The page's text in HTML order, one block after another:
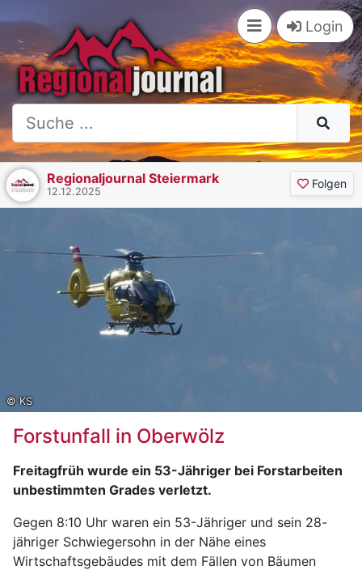
Login
Regionaljournal Steiermark
12.12.2025
Folgen
© KS
Forstunfall in Oberwölz
Freitagfrüh wurde ein 53-Jähriger bei Forstarbeiten
unbestimmten Grades verletzt.
Gegen 8:10 Uhr waren ein 53-Jähriger und sein 28-
jähriger Schwiegersohn in der Nähe eines
Wirtschaftsgebäudes mit dem Fällen von Bäumen